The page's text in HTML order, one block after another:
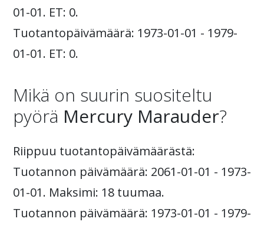
01-01. ET: 0.
Tuotantopäivämäärä: 1973-01-01 - 1979-
01-01. ET: 0.
Mikä on suurin suositeltu
pyörä Mercury Marauder?
Riippuu tuotantopäivämäärästä:
Tuotannon päivämäärä: 2061-01-01 - 1973-
01-01. Maksimi: 18 tuumaa.
Tuotannon päivämäärä: 1973-01-01 - 1979-